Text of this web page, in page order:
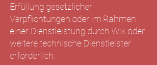
Erfüllung gesetzlicher
Verpflichtungen oder im Rahmen
einer Dienstleistung durch Wix oder
weitere technische Dienstleister
erforderlich.